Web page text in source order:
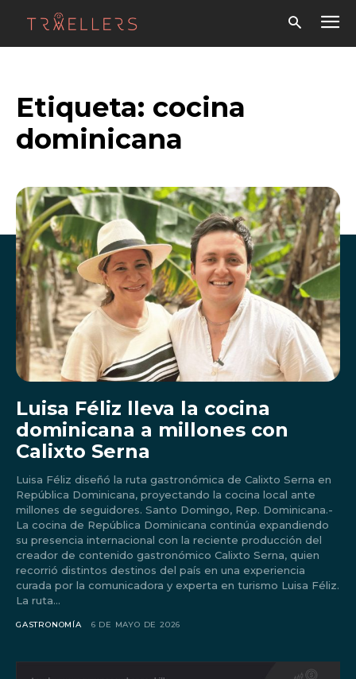
Don't miss
Etiqueta: cocina
dominicana
Luisa Féliz lleva la cocina
dominicana a millones con
Calixto Serna
Luisa Féliz diseñó la ruta gastronómica de Calixto Serna en
República Dominicana, proyectando la cocina local ante
millones de seguidores. Santo Domingo, Rep. Dominicana.-
La cocina de República Dominicana continúa expandiendo
su presencia internacional con la reciente producción del
creador de contenido gastronómico Calixto Serna, quien
recorrió distintos destinos del país en una experiencia
curada por la comunicadora y experta en turismo Luisa Féliz.
La ruta...
GASTRONOMÍA 6 DE MAYO DE 2026